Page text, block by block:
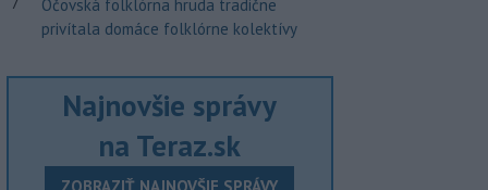
Očovská folklórna hruda tradične
privítala domáce folklórne kolektívy
Najnovšie správy
na Teraz.sk